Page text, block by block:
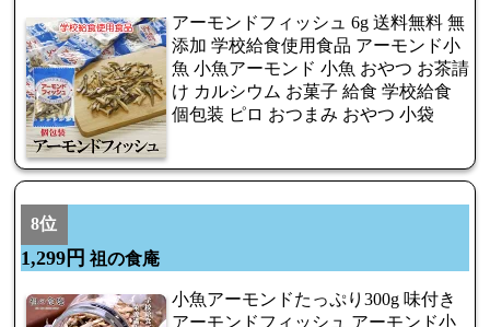
アーモンドフィッシュ 6g 送料無料 無
添加 学校給食使用食品 アーモンド小
魚 小魚アーモンド 小魚 おやつ お茶請
け カルシウム お菓子 給食 学校給食
個包装 ピロ おつまみ おやつ 小袋
8位
1,299円 祖の食庵
小魚アーモンドたっぷり300g 味付き
アーモンドフィッシュ アーモンド小